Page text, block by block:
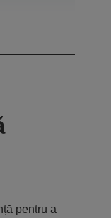
pentru a